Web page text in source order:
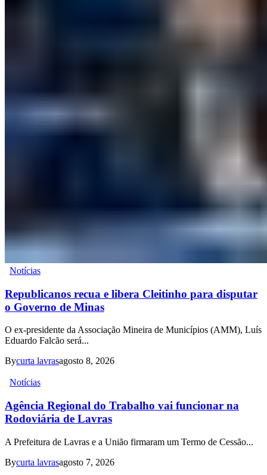
Notícias
Republicanos recua e libera Cleitinho para disputar
o Governo de Minas
O ex-presidente da Associação Mineira de Municípios (AMM), Luís
Eduardo Falcão será...
Bycurta lavrasagosto 8, 2026
Notícias
Agência Regional do Trabalho vai funcionar na
Rodoviária de Lavras
A Prefeitura de Lavras e a União firmaram um Termo de Cessão...
Bycurta lavrasagosto 7, 2026